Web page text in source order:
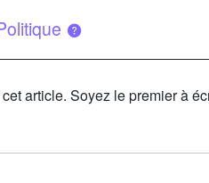
article. Soyez le premier à